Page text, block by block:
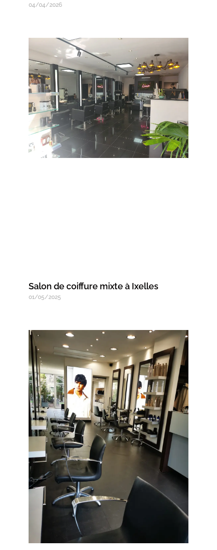
04/04/2026
Salon de coiffure mixte à Ixelles
01/05/2025